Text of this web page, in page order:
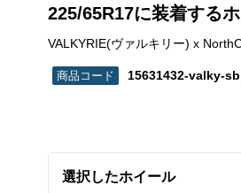
225/65R17に装着する
VALKYRIE(ヴァルキリー) x
15631432-valky-
選択したホイール